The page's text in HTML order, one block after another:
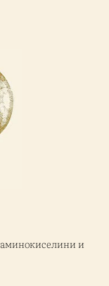
и